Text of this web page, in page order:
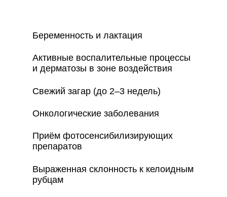
Беременность и лактация
Активные воспалительные процессы
и дерматозы в зоне воздействия
Свежий загар (до 2–3 недель)
Онкологические заболевания
Приём фотосенсибилизирующих
препаратов
Выраженная склонность к келоидным
рубцам